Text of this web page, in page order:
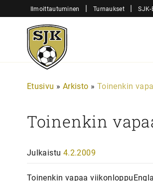
sisältöön
Ilmoittautuminen | Turnaukset | SJK-
Sjk-
Juniorit
Etusivu » Arkisto » Toinenkin
Toinenkin
Julkaistu 4.2.2009
Toinenkin vapaa